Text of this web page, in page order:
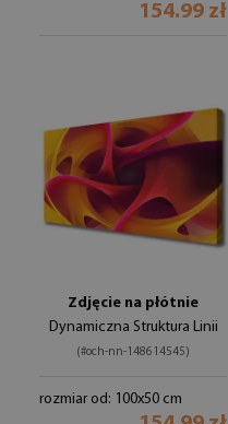
154.99 zł
Zdjęcie na płótnie
Dynamiczna Struktura Linii
(#och-nn-148614545)
rozmiar od: 100x50 cm